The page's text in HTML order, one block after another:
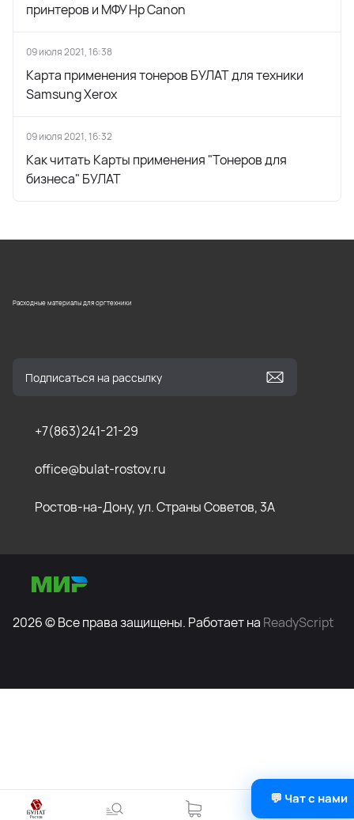
принтеров и МФУ Hp Canon
09 июля 2021, 16:38
Карта применения тонеров БУЛАТ для техники
Samsung Xerox
09 июля 2021, 16:32
Как читать Карты применения "Тонеров для
бизнеса" БУЛАТ
Расходные материалы для оргтехники
+7(863)241-21-29
office@bulat-rostov.ru
Ростов-на-Дону, ул. Страны Советов, 3А
2026 © Все права защищены. Работает на ReadyScript
💬 Чат с нами